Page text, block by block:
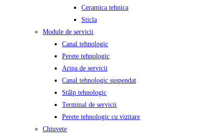
Ceramica tehnica
Sticla
Module de servicii
Canal tehnologic
Perete tehnologic
Aripa de servicii
Canal tehnologic suspendat
Stâlp tehnologic
Terminal de servicii
Perete tehnologic cu vizitare
Chiuvete